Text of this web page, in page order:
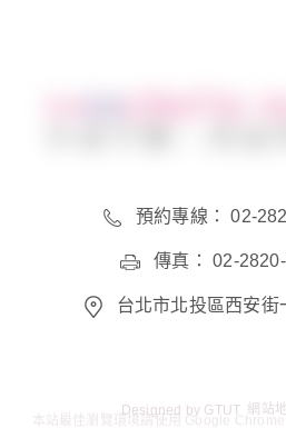
預約專線： 02-
傳真： 02-
台北市北投區西安街
Designed by GTUT
網站